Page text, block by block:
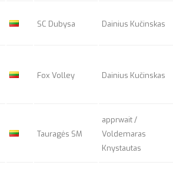
SC Dubysa Dainius Kučinskas
Fox Volley Dainius Kučinskas
Tauragės SM
apprwait/
Voldemaras
Knystautas